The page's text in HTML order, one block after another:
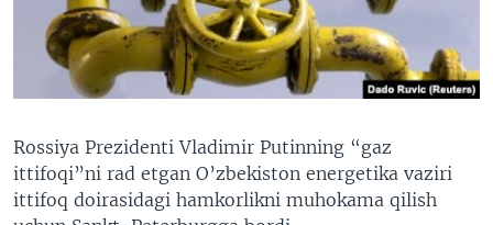
VIDEO
XABARLAR SURATLARDA
ODNOKLASSNIKI
TELEGRAM
TWITTER
SOUNDCLOUD
VOA
Rossiya Prezidenti Vladimir Putinning “gaz
ittifoqi”ni rad etgan O’zbekiston energetika vaziri
ittifoq doirasidagi hamkorlikni muhokama qilish